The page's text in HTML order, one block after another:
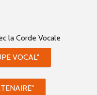
la Corde Vocale
VOCAL"